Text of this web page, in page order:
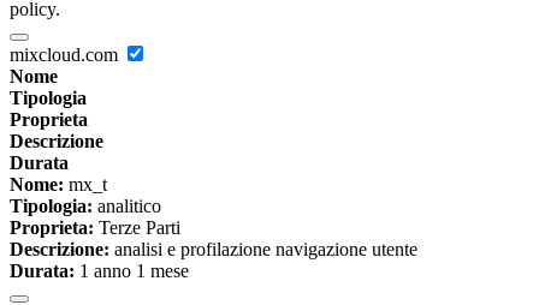
policy.
mixcloud.com
Nome
Tipologia
Proprieta
Descrizione
Durata
Nome: mx_t
Tipologia: analitico
Proprieta: Terze Parti
Descrizione: analisi e profilazione navigazione utente
Durata: 1 anno 1 mese